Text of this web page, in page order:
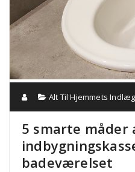
Alt Til Hjemmets Indlæg
5 smarte
badeværelset